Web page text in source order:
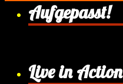
Aufgepasst!
Live in Action